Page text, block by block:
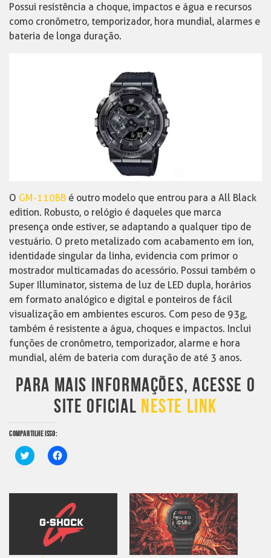
Possui resistência a choque, impactos e água e recursos
como cronômetro, temporizador, hora mundial, alarmes e
bateria de longa duração.
O GM-110BB é outro modelo que entrou para a All Black
edition. Robusto, o relógio é daqueles que marca
presença onde estiver, se adaptando a qualquer tipo de
vestuário. O preto metalizado com acabamento em íon,
identidade singular da linha, evidencia com primor o
mostrador multicamadas do acessório. Possui também o
Super Illuminator, sistema de luz de LED dupla, horários
em formato analógico e digital e ponteiros de fácil
visualização em ambientes escuros. Com peso de 93g,
também é resistente a água, choques e impactos. Inclui
funções de cronômetro, temporizador, alarme e hora
mundial, além de bateria com duração de até 3 anos.
PARA MAIS INFORMAÇÕES, ACESSE O
SITE OFICIAL NESTE LINK
COMPARTILHE ISSO:
Clique
para
em
Clique
para
em
nova
janela)